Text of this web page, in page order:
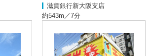
滋賀銀行新大阪支店
約543m／7分